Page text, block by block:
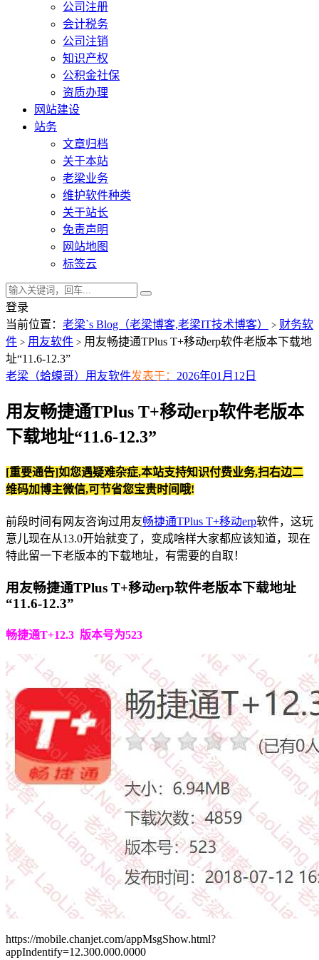
公司注册
会计税务
公司注销
知识产权
公积金社保
资质办理
网站建设
站务
文章归档
关于本站
老梁业务
维护软件种类
关于站长
免责声明
网站地图
标签云
登录
当前位置： 老梁`s Blog（老梁博客,老梁IT技术博客） > 财务软
件 > 用友软件 > 用友畅捷通TPlus T+移动erp软件老版本下载地
址“11.6-12.3”
老梁（蛤蟆哥） 用友软件发表于： 2026年01月12日
用友畅捷通TPlus T+移动erp软件老版本
下载地址“11.6-12.3”
[重要通告]如您遇疑难杂症,本站支持知识付费业务,扫右边二
维码加博主微信,可节省您宝贵时间哦!
前段时间有网友咨询过用友畅捷通TPlus T+移动erp软件，这玩
意儿现在从13.0开始就变了，变成啥样大家都应该知道，现在
特此留一下老版本的下载地址，有需要的自取！
用友畅捷通TPlus T+移动erp软件老版本下载地址
“11.6-12.3”
畅捷通T+12.3 版本号为523
https://mobile.chanjet.com/appMsgShow.html?
appIndentify=12.300.000.0000